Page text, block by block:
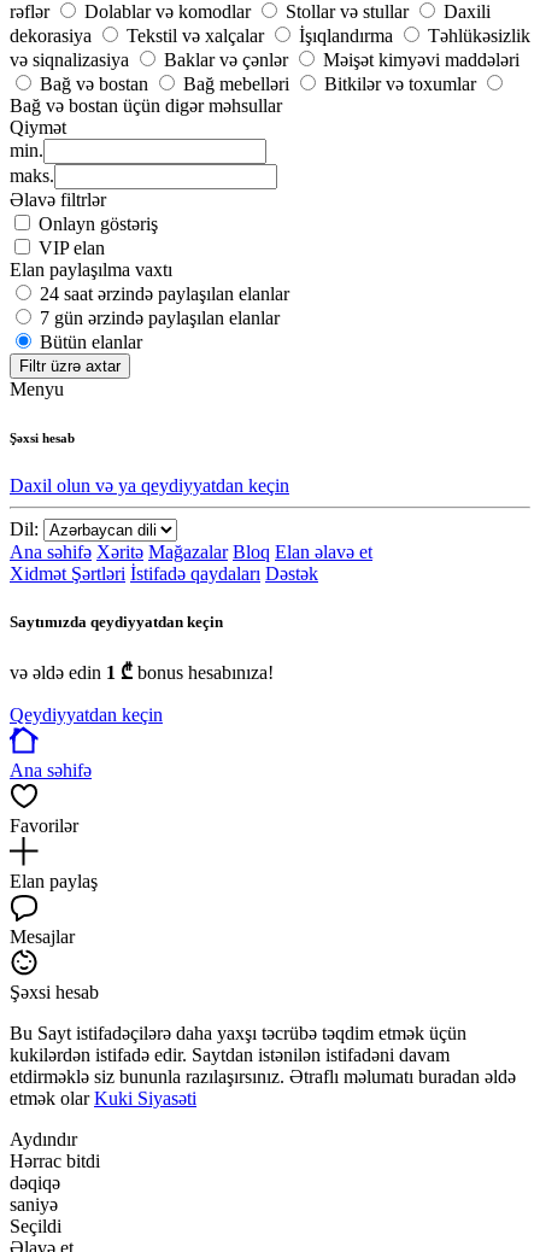
rəflər
Dolablar və komodlar Stollar və stullar
Daxili
dekorasiya
Tekstil və xalçalar İşıqlandırma
Təhlükəsizlik
və siqnalizasiya
Baklar və çənlər
Məişət kimyəvi maddələri
Bağ və bostan
Bağ mebelləri
Bitkilər və toxumlar
Bağ və bostan üçün digər məhsullar
Qiymət
min.
maks.
Əlavə filtrlər
Onlayn göstəriş
VIP elan
Elan paylaşılma vaxtı
24 saat ərzində paylaşılan elanlar
7 gün ərzində paylaşılan elanlar
Bütün elanlar
Filtr üzrə axtar
Menyu
Şəxsi hesab
Daxil olun və ya qeydiyyatdan keçin
Dil:
Ana səhifə Xəritə Mağazalar Bloq Elan əlavə et
Xidmət Şərtləri İstifadə qaydaları Dəstək
Saytımızda qeydiyyatdan keçin
və əldə edin 1 ₾ bonus hesabınıza!
Qeydiyyatdan keçin
Ana səhifə
Favorilər
Elan paylaş
Mesajlar
Şəxsi hesab
Bu Sayt istifadəçilərə daha yaxşı təcrübə təqdim etmək üçün
kukilərdən istifadə edir. Saytdan istənilən istifadəni davam
etdirməklə siz bununla razılaşırsınız. Ətraflı məlumatı buradan əldə
etmək olarKuki Siyasəti
Aydındır
Hərrac bitdi
dəqiqə
saniyə
Seçildi
Əlavə et